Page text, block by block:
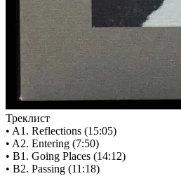
Треклист
• A1. Reflections (15:05)
• A2. Entering (7:50)
• B1. Going Places (14:12)
• B2. Passing (11:18)